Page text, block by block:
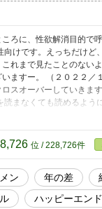
ろに、性欲解消目的で
向けです。えっちだけど
れまで見たことのない
ますー。 （２０２２
ロスオーバーしていき
読まなくても読めるよ
っちの二人が、いずれ、
も、連載を始めました
で、昼間とかに追加が
回更新ができるように
毎日更新のお約束は、今
話とクロスオーバーす
編を連載中です。よかっ
位 / 228,726件
ン 年の差
ハッピーエンド